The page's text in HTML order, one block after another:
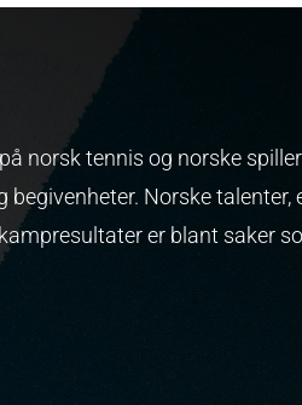
norsk tennis og norske
begivenheter. Norske talenter,
er blant saker